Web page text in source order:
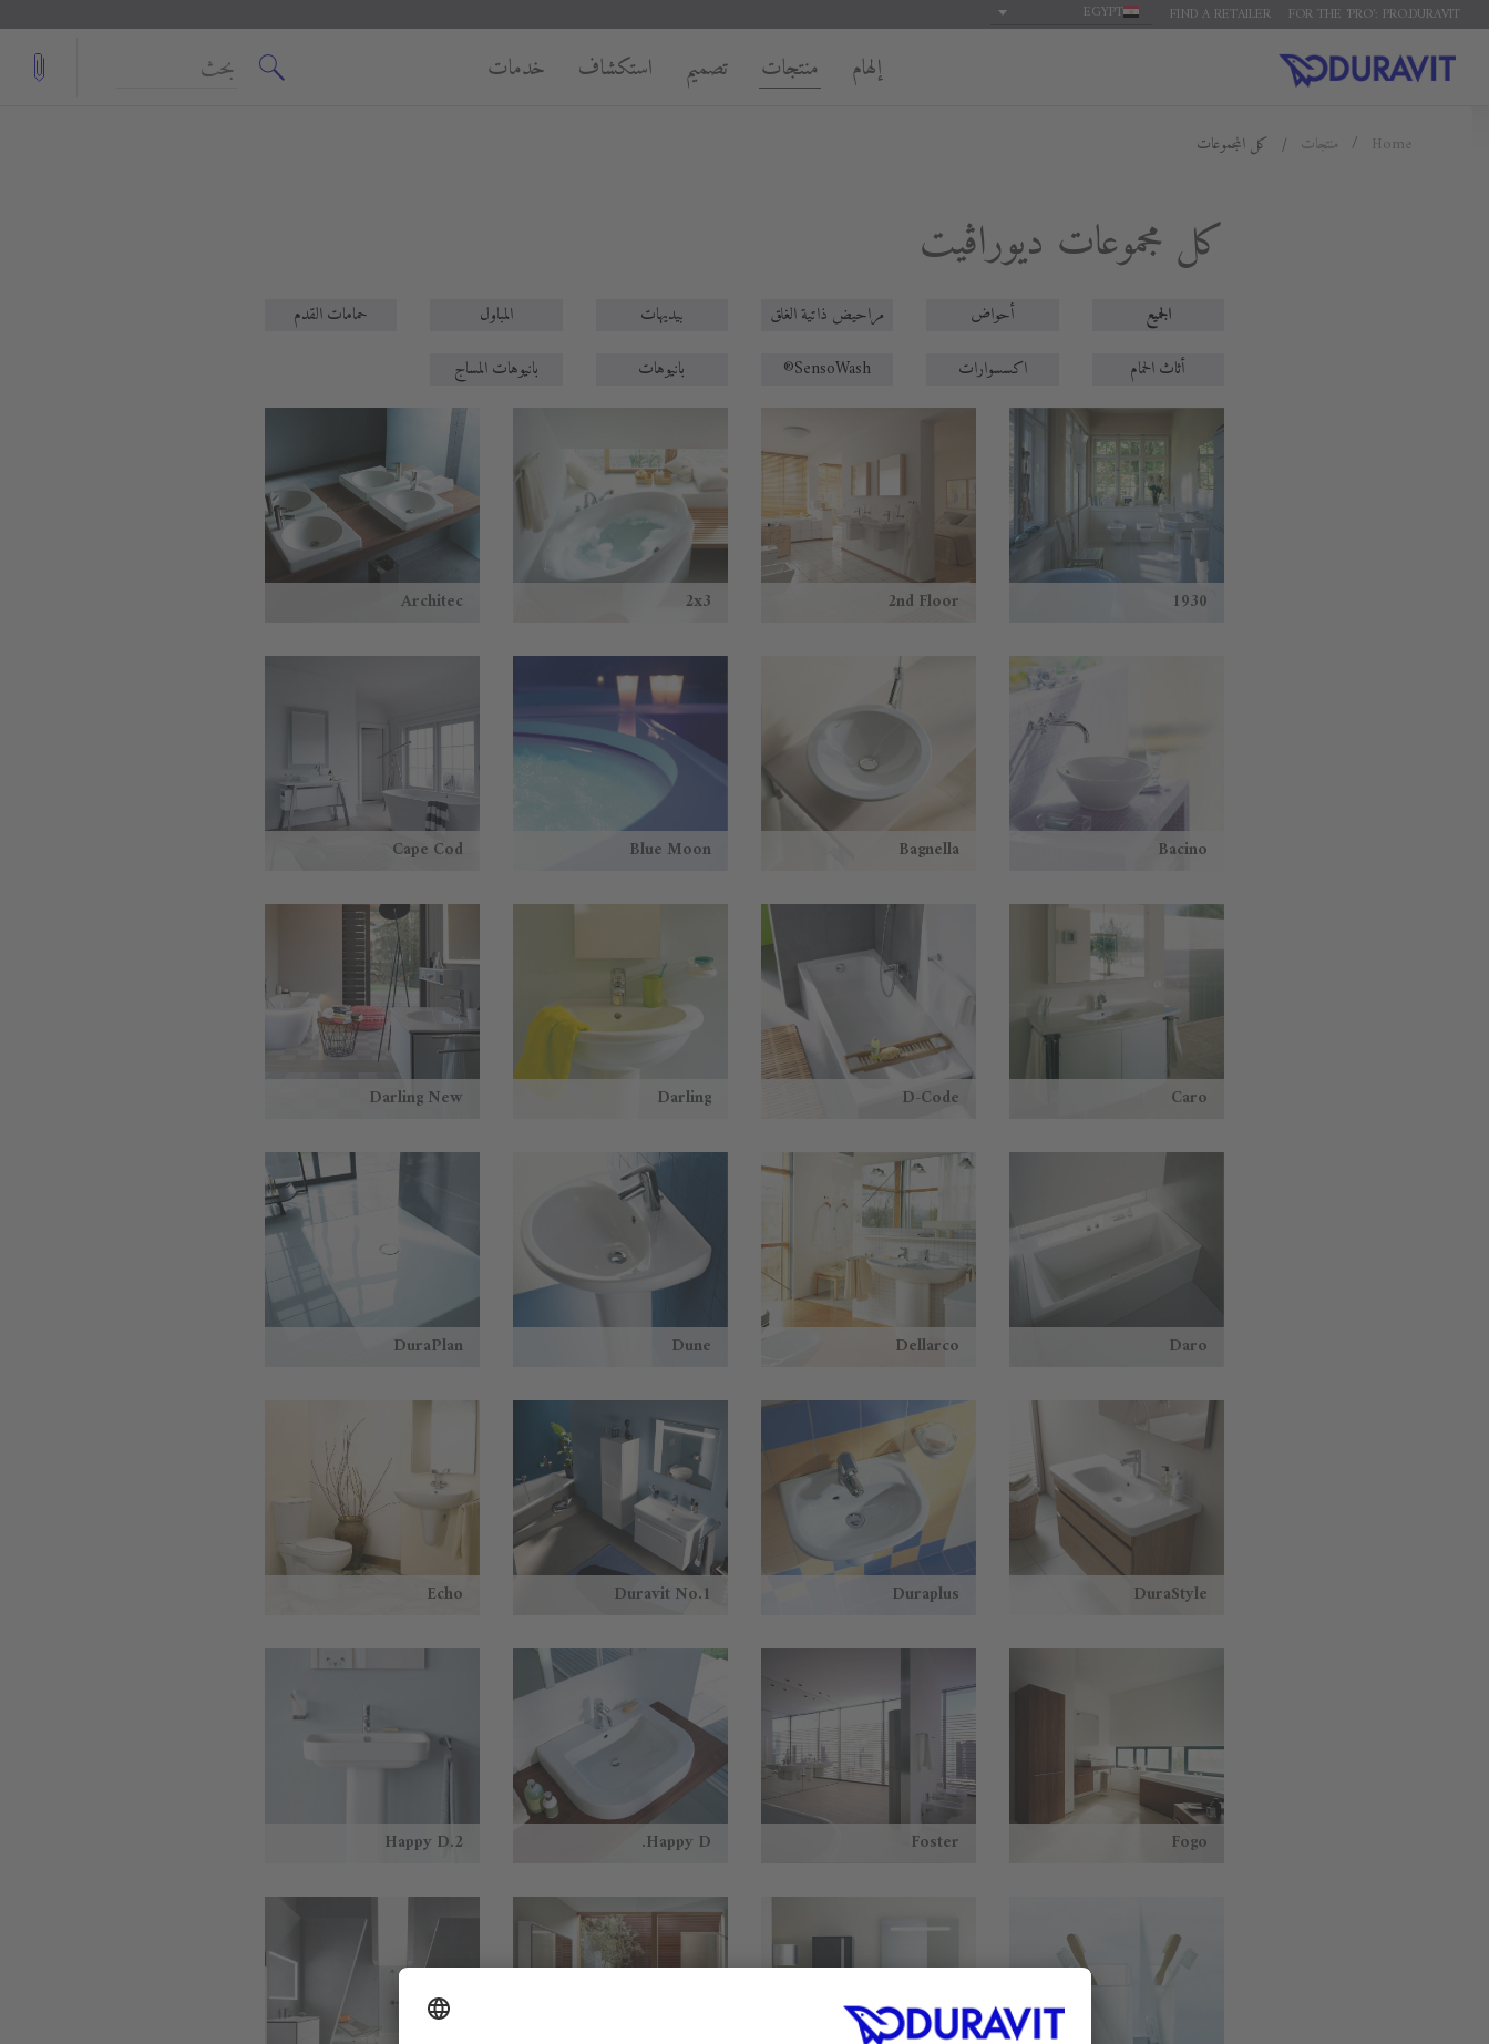
FOR THE 'PRO': PRO.DURAVIT
FIND A RETAILER
EGYPT
إلهام منتجات تصميم استكشاف خدمات
Home منتجات كل المجموعات
كل مجموعات ديوراڨيت
الجميع أحواض مراحيض ذاتية الغلق بيديهات المباول
حمامات القدم
أثاث الحمام
اكسسوارات SensoWash® بانيوهات بانيوهات المساج
1930
2nd Floor
2x3
Architec
Bacino
Bagnella
Blue Moon
Cape Cod
Caro
D-Code
Darling
Darling New
Daro
Dellarco
Dune
DuraPlan
DuraStyle
Duraplus
Duravit No.1
Echo
Fogo
Foster
Happy D.
Happy D.2